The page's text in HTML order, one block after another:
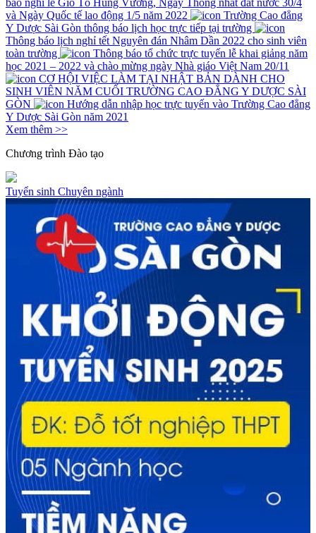
và Ngày Quốc tế lao động 1/5 năm 2022
Trường Cao đẳng
Y Dược Sài Gòn thông báo lịch học trực tiếp tại trường
Thông báo lịch nghỉ tết Nguyên đán Nhâm Dần 2022 cho sinh viên
toàn trường
Thông báo tổ chức trực tuyến lễ khai giảng năm
học 2021 – 2022 và chào mừng ngày Nhà giáo Việt Nam 20/11
CƠ HỘI VIỆC LÀM TẠI NHẬT BẢN DÀNH CHO
SINH VIÊN NĂM CUỐI TRƯỜNG CAO ĐẲNG Y DƯỢC SÀI
GÒN
Hướng dẫn nhập học trực tuyến vào Trường Cao đẳng
Y Dược Sài Gòn năm 2021
Xem thêm >>
Chương trình Đào tạo
Tuyển sinh Chuyên ngành